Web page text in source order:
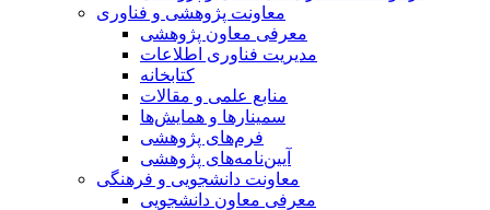
معاونت پژوهشی و فناوری
معرفی معاون پژوهشی
مدیریت فناوری اطلاعات
کتابخانه
منابع علمی و مقالات
سمینارها و همایش‌ها
فرم‌های پژوهشی
آیین‌نامه‌های پژوهشی
معاونت دانشجویی و فرهنگی
معرفی معاون دانشجویی